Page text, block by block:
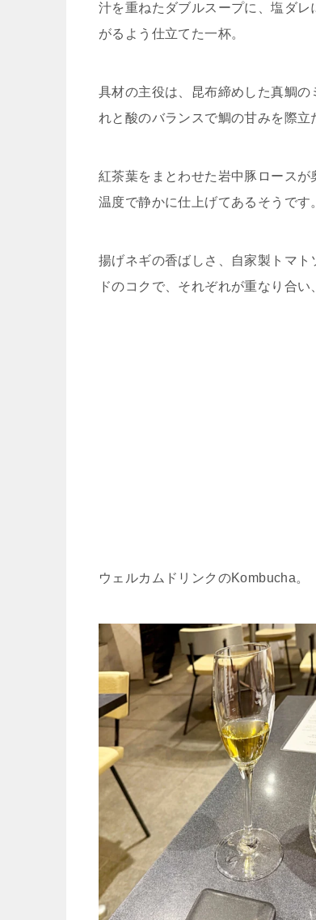
汁を重ねたダブルスープに、塩ダレ
がるよう仕立てた一杯。
具材の主役は、昆布締めした真鯛の
れと酸のバランスで鯛の甘みを際立
紅茶葉をまとわせた岩中豚ロースが
温度で静かに仕上げてあるそうです
揚げネギの香ばしさ、 自家製トマト
ドのコクで、それぞれが重なり合い
ウェルカムドリンクのKombucha。